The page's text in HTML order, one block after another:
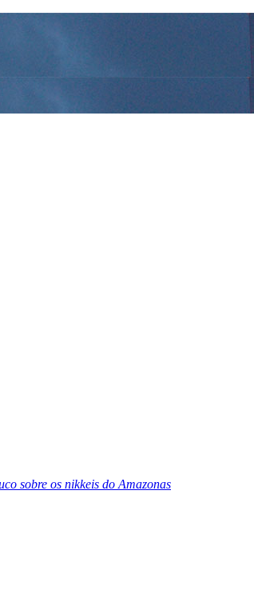
sobre os nikkeis do Amazonas